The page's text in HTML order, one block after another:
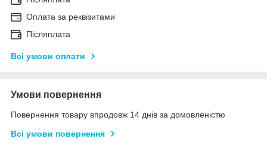
Оплата за реквізитами
Післяплата
Всі умови оплати
Умови повернення
Повернення товару впродовж 14 днів за домовленістю
Всі умови повернення